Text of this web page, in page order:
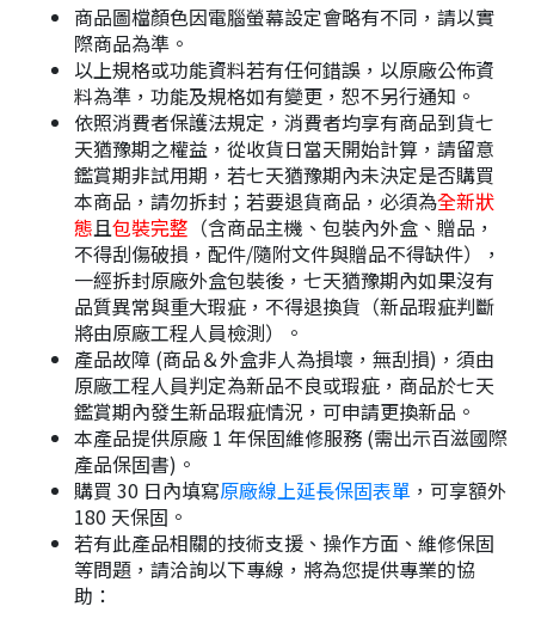
商品圖檔顏色因電腦螢幕設定會略有不同，請以實
際商品為準。
以上規格或功能資料若有任何錯誤，以原廠公佈資
料為準，功能及規格如有變更，恕不另行通知。
依照消費者保護法規定，消費者均享有商品到貨七
天猶豫期之權益，從收貨日當天開始計算，請留意
鑑賞期非試用期，若七天猶豫期內未決定是否購買
本商品，請勿拆封；若要退貨商品，必須為全新狀
態且包裝完整 （含商品主機、包裝內外盒、贈品，
不得刮傷破損，配件/隨附文件與贈品不得缺件），
一經拆封原廠外盒包裝後，七天猶豫期內如果沒有
品質異常與重大瑕疵，不得退換貨（新品瑕疵判斷
將由原廠工程人員檢測）。
產品故障 (商品＆外盒非人為損壞，無刮損)，須由
原廠工程人員判定為新品不良或瑕疵，商品於七天
鑑賞期內發生新品瑕疵情況，可申請更換新品。
本產品提供原廠 1 年保固維修服務 (需出示百滋國際
產品保固書)。
購買 30 日內填寫原廠線上延長保固表單 ，可享額外
180 天保固。
若有此產品相關的技術支援、操作方面、維修保固
等問題，請洽詢以下專線，將為您提供專業的協
助：